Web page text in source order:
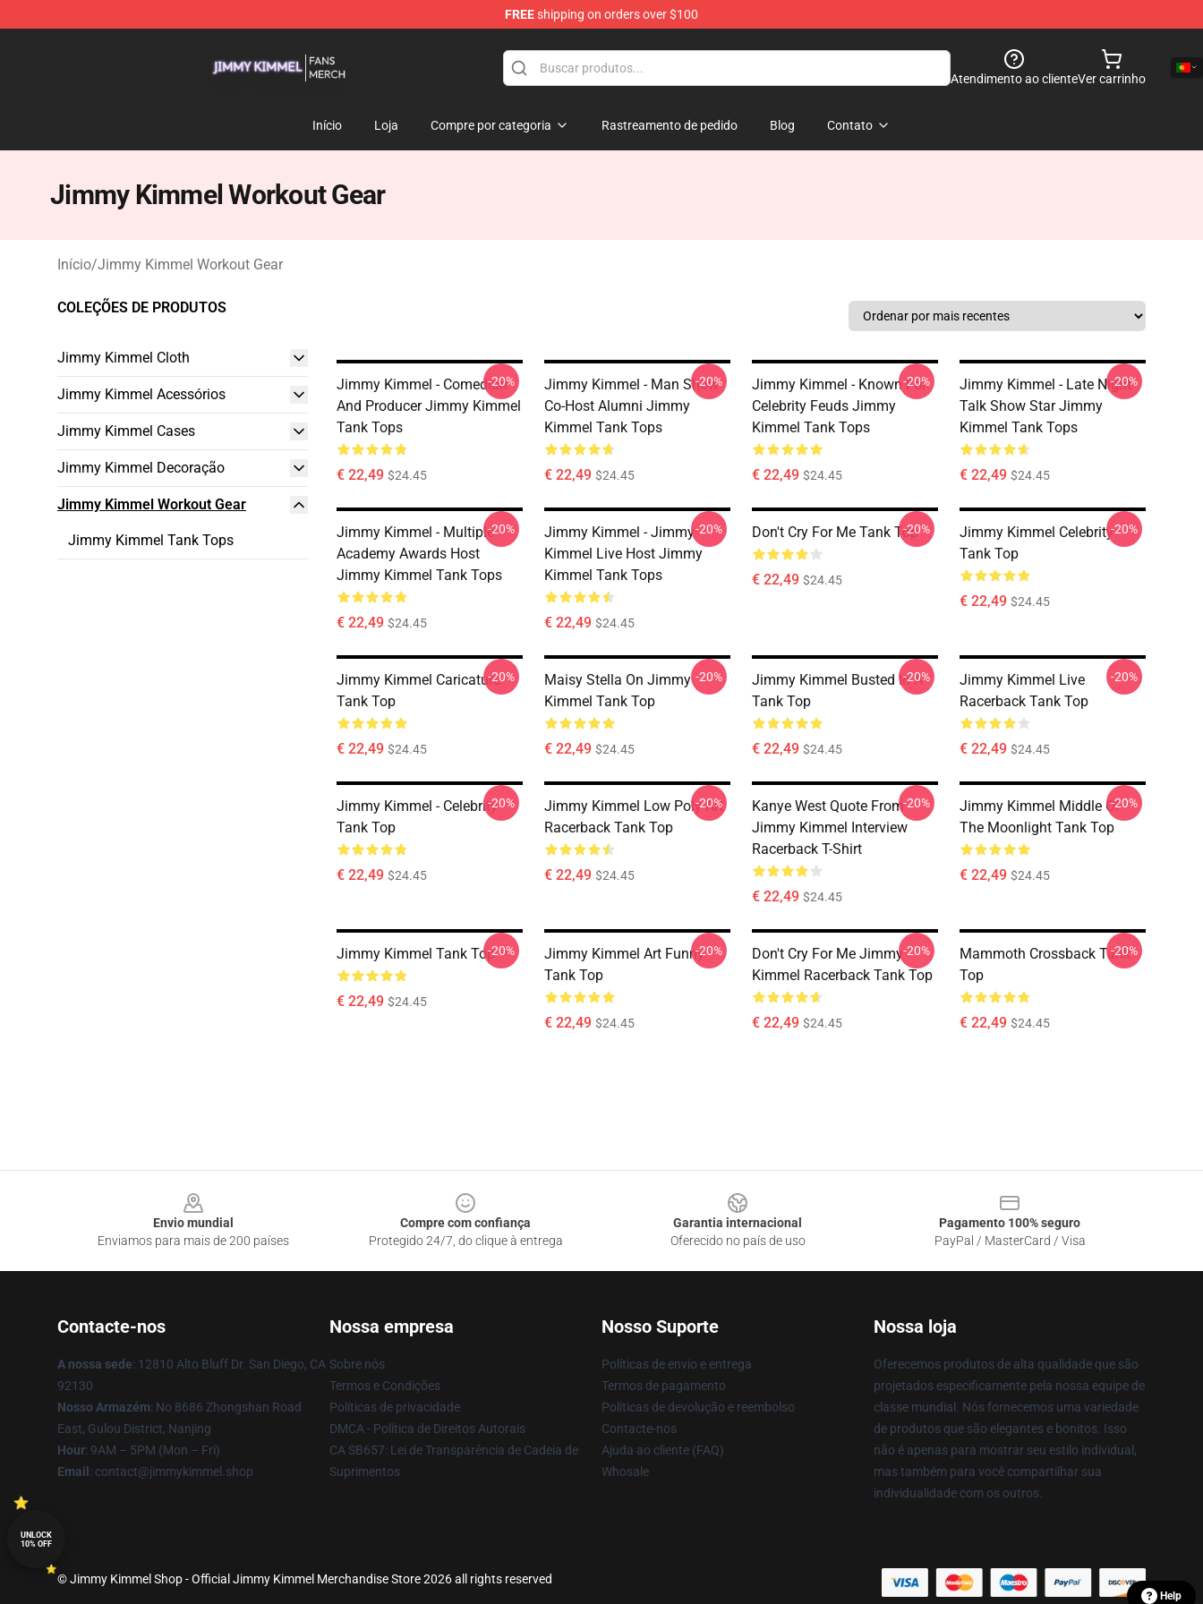
FREEshipping on orders over $100
Atendimento ao clienteVer carrinho
Início Loja Compre por categoria Rastreamento de pedido Blog Contato
Jimmy Kimmel Workout Gear
Início/Jimmy Kimmel Workout Gear
COLEÇÕES DE PRODUTOS
Jimmy Kimmel Cloth
Jimmy Kimmel Acessórios
Jimmy Kimmel Cases
Jimmy Kimmel Decoração
Jimmy Kimmel Workout Gear
Jimmy Kimmel Tank Tops
Jimmy Kimmel - Comedian
And Producer Jimmy Kimmel
Tank Tops
€ 22,49 $24.45
-20%
Jimmy Kimmel - Man Show
Co-Host Alumni Jimmy
Kimmel Tank Tops
€ 22,49 $24.45
-20%
Jimmy Kimmel - Known For
Celebrity Feuds Jimmy
Kimmel Tank Tops
€ 22,49 $24.45
-20%
Jimmy Kimmel - Late Night
Talk Show Star Jimmy
Kimmel Tank Tops
€ 22,49 $24.45
-20%
Jimmy Kimmel - Multiple
Academy Awards Host
Jimmy Kimmel Tank Tops
€ 22,49 $24.45
-20%
Jimmy Kimmel - Jimmy
Kimmel Live Host Jimmy
Kimmel Tank Tops
€ 22,49 $24.45
-20% Don't Cry For Me Tank Top
€ 22,49 $24.45
-20%
Jimmy Kimmel Celebrity
Tank Top
€ 22,49 $24.45
-20%
Jimmy Kimmel Caricature
Tank Top
€ 22,49 $24.45
-20%
Maisy Stella On Jimmy
Kimmel Tank Top
€ 22,49 $24.45
-20%
Jimmy Kimmel Busted In A
Tank Top
€ 22,49 $24.45
-20%
Jimmy Kimmel Live
Racerback Tank Top
€ 22,49 $24.45
-20%
Jimmy Kimmel - Celebrity
Tank Top
€ 22,49 $24.45
-20%
Jimmy Kimmel Low Poly Art
Racerback Tank Top
€ 22,49 $24.45
-20%
Kanye West Quote From
Jimmy Kimmel Interview
Racerback T-Shirt
€ 22,49 $24.45
-20%
Jimmy Kimmel Middle Of
The Moonlight Tank Top
€ 22,49 $24.45
-20%
Jimmy Kimmel Tank Top
€ 22,49 $24.45
-20%
Jimmy Kimmel Art Funny
Tank Top
€ 22,49 $24.45
-20%
Don't Cry For Me Jimmy
Kimmel Racerback Tank Top
€ 22,49 $24.45
-20%
Mammoth Crossback Tank
Top
€ 22,49 $24.45
-20%
Envio mundial
Enviamos para mais de 200 países
Compre com confiança
Protegido 24/7, do clique à entrega
Garantia internacional
Oferecido no país de uso
Pagamento 100% seguro
PayPal / MasterCard / Visa
Contacte-nos
A nossa sede: 12810 Alto Bluff Dr. San Diego, CA
92130
Nosso Armazém: No 8686 Zhongshan Road
East, Gulou District, Nanjing
Hour: 9AM – 5PM (Mon – Fri)
Email : contact@jimmykimmel.shop
Nossa empresa
Sobre nós
Termos e Condições
Políticas de privacidade
DMCA - Política de Direitos Autorais
CA SB657: Lei de Transparência de Cadeia de
Suprimentos
Nosso Suporte
Políticas de envio e entrega
Termos de pagamento
Políticas de devolução e reembolso
Contacte-nos
Ajuda ao cliente (FAQ)
Whosale
Nossa loja
Oferecemos produtos de alta qualidade que são
projetados especificamente pela nossa equipe de
classe mundial. Nós fornecemos uma variedade
de produtos que são elegantes e bonitos. Isso
não é apenas para mostrar seu estilo individual,
mas também para você compartilhar sua
individualidade com os outros.
© Jimmy Kimmel Shop - Official Jimmy Kimmel Merchandise Store 2026 all rights reserved
UNLOCK
10% OFF
Help